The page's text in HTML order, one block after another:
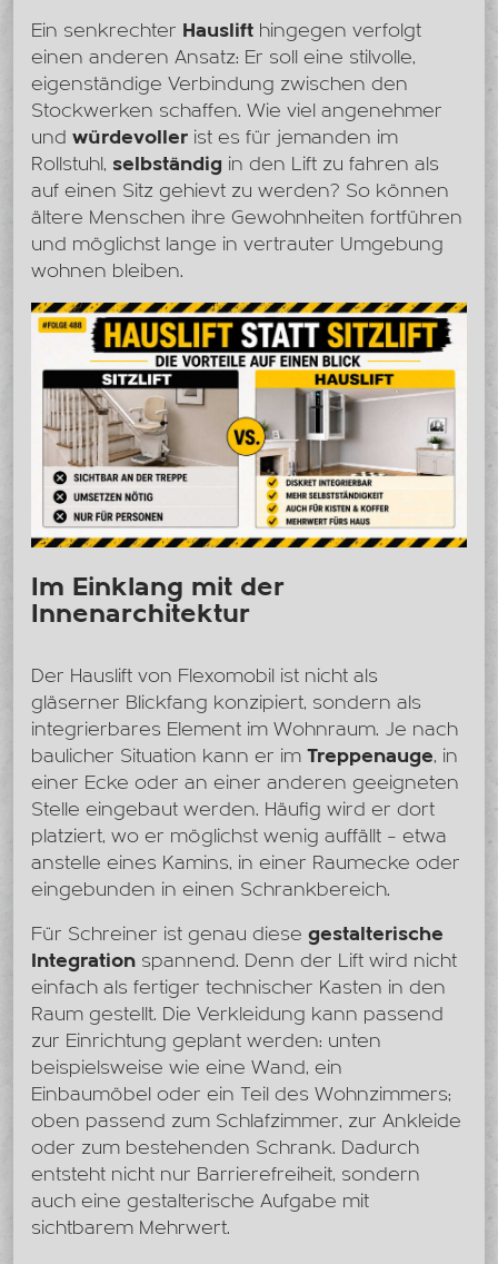
Ein senkrechter Hauslift hingegen verfolgt
einen anderen Ansatz: Er soll eine stilvolle,
eigenständige Verbindung zwischen den
Stockwerken schaffen. Wie viel angenehmer
und würdevoller ist es für jemanden im
Rollstuhl, selbständig in den Lift zu fahren als
auf einen Sitz gehievt zu werden? So können
ältere Menschen ihre Gewohnheiten fortführen
und möglichst lange in vertrauter Umgebung
wohnen bleiben.
Im Einklang mit der
Innenarchitektur
Der Hauslift von Flexomobil ist nicht als
gläserner Blickfang konzipiert, sondern als
integrierbares Element im Wohnraum. Je nach
baulicher Situation kann er im Treppenauge, in
einer Ecke oder an einer anderen geeigneten
Stelle eingebaut werden. Häufig wird er dort
platziert, wo er möglichst wenig auffällt – etwa
anstelle eines Kamins, in einer Raumecke oder
eingebunden in einen Schrankbereich.
Für Schreiner ist genau diese gestalterische
Integration spannend. Denn der Lift wird nicht
einfach als fertiger technischer Kasten in den
Raum gestellt. Die Verkleidung kann passend
zur Einrichtung geplant werden: unten
beispielsweise wie eine Wand, ein
Einbaumöbel oder ein Teil des Wohnzimmers;
oben passend zum Schlafzimmer, zur Ankleide
oder zum bestehenden Schrank. Dadurch
entsteht nicht nur Barrierefreiheit, sondern
auch eine gestalterische Aufgabe mit
sichtbarem Mehrwert.